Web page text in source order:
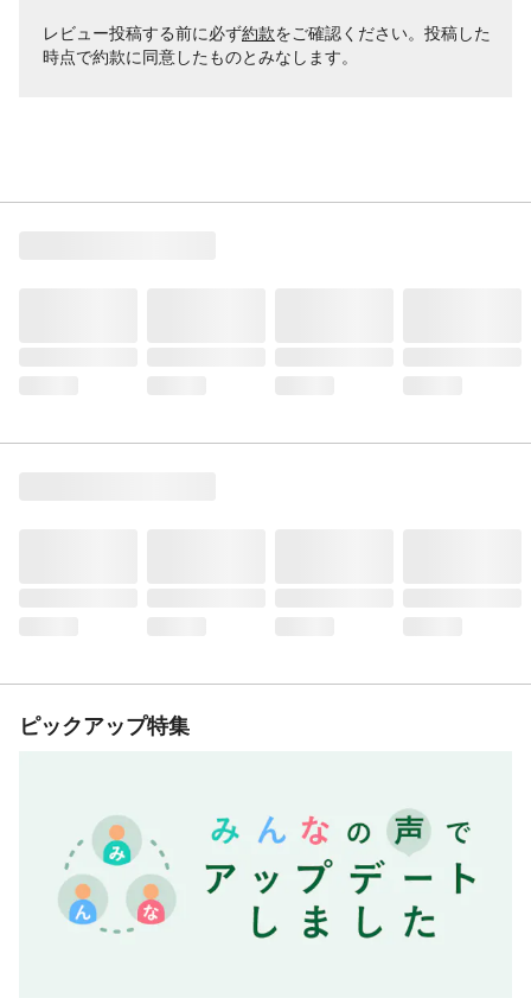
レビュー投稿する前に必ず約款をご確認ください。投稿した
時点で約款に同意したものとみなします。
ピックアップ特集